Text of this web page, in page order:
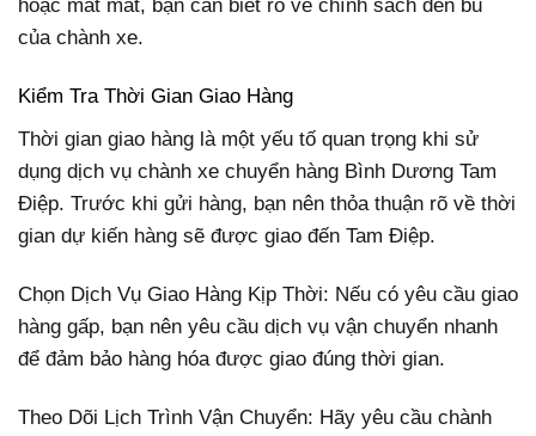
hoặc mất mát, bạn cần biết rõ về chính sách đền bù
của chành xe.
Kiểm Tra Thời Gian Giao Hàng
Thời gian giao hàng là một yếu tố quan trọng khi sử
dụng dịch vụ chành xe chuyển hàng Bình Dương Tam
Điệp. Trước khi gửi hàng, bạn nên thỏa thuận rõ về thời
gian dự kiến hàng sẽ được giao đến Tam Điệp.
Chọn Dịch Vụ Giao Hàng Kịp Thời: Nếu có yêu cầu giao
hàng gấp, bạn nên yêu cầu dịch vụ vận chuyển nhanh
để đảm bảo hàng hóa được giao đúng thời gian.
Theo Dõi Lịch Trình Vận Chuyển: Hãy yêu cầu chành